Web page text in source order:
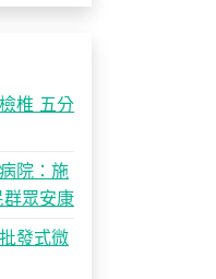
椎 五分
院：施
眾安康
發式微